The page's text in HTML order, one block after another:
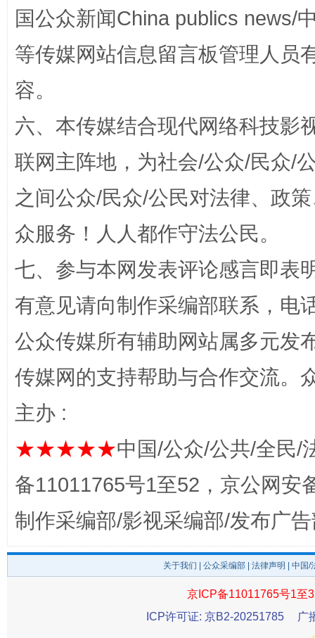
完善运行机制助力责任有效落实 一纸欠
国公众新闻China publics news/
等传媒网站信息留言板管理人员
容。
六、本传媒结合现代网络科技影
联网主阵地，为社会/公众/民众/
之间公众/民众/公民对法律、政
众服务！人人都作守法公民。
七、参与本网发表评论感言即表
有意见请向制作采编部联系，电
公众传媒所有辅助网站属多元发
传媒网的支持帮助与合作交流。
主办 :
★★★★★中国/公众/公共/全民/
备11011765号1至52，京公网安
制作采编部/影视采编部/发布广
关于我们 公众采编部 法律声明 | 中国
京ICP备11011765号1至
ICP许可证: 京B2-20251785
广